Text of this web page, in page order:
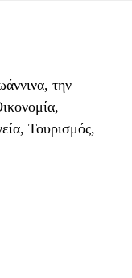
την
Τουρισμός,